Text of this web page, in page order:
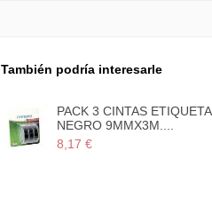
También podría interesarle
PACK 3 CINTAS ETIQUETA
NEGRO 9MMX3M....
8,17 €